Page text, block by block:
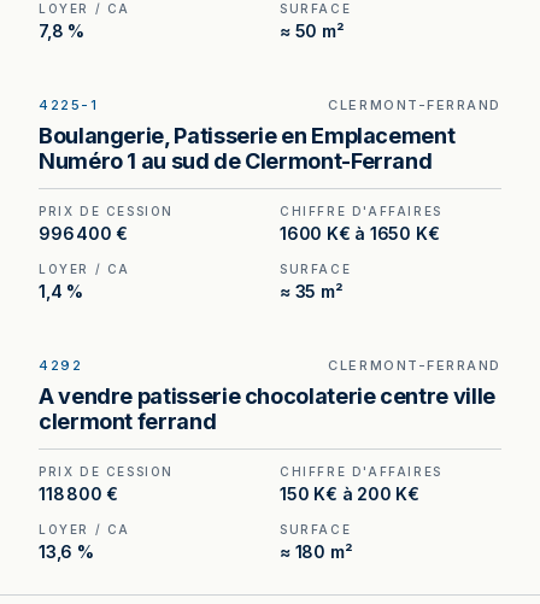
LOYER / CA
7,8 %
SURFACE
≈ 50 m²
Boulangerie-pâtisserie à vendre à Clermont-
Ferrand, au prix de 996 400 €. (Honoraires à la
charge de l'acquéreur : 56 400 €).
4225-1 CLERMONT-FERRAND
Boulangerie, Patisserie en Emplacement
Numéro 1 au sud de Clermont-Ferrand
PRIX DE CESSION
996 400 €
CHIFFRE D'AFFAIRES
1600 K€ à 1650 K€
LOYER / CA
1,4 %
SURFACE
≈ 35 m²
Boulangerie à Clermont-Ferrand — appartement
compris dans le bail, outil de production
d'environ 110 m² et implantation en angle.
4292 CLERMONT-FERRAND
A vendre patisserie chocolaterie centre ville
clermont ferrand
PRIX DE CESSION
118 800 €
CHIFFRE D'AFFAIRES
150 K€ à 200 K€
LOYER / CA
13,6 %
SURFACE
≈ 180 m²